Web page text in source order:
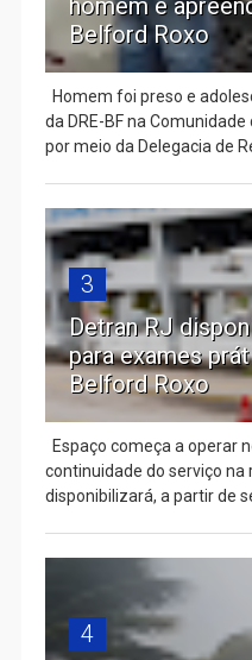
homem e
Belford Roxo
Homem foi preso e
da DRE-BF na Comunidade
por meio da Delegacia de
3
Detran RJ
para exames
Belford Roxo
Espaço começa a operar
continuidade do serviço na
disponibilizará, a partir de
4